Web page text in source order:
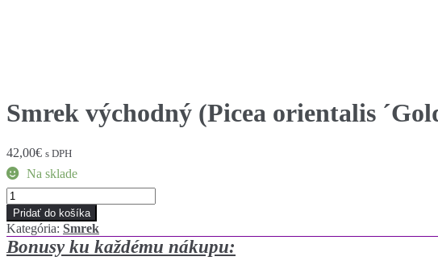
Smrek východný (Picea orientalis
42,00€ s DPH
Na sklade
množstvo
Smrek
východný
(Picea
orientalis
Pridať do košíka
Kategória: Smrek
Bonusy ku každému nákupu: